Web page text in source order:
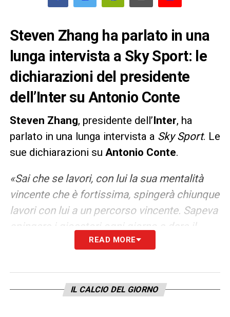
Steven Zhang ha parlato in una
lunga intervista a Sky Sport: le
dichiarazioni del presidente
dell’Inter su Antonio Conte
Steven Zhang, presidente dell’Inter, ha
parlato in una lunga intervista a Sky Sport. Le
sue dichiarazioni su Antonio Conte.
«Sai che se lavori, con lui la sua mentalità
vincente che è fortissima, spingerà chiunque
lavori con lui a un percorso vincente. Sapeva
spingere i giocatori ogni giorno a dare il
massimo e i dirigenti a creare una mentalità
e sul mio lavoro. Sapevo che c’era qualcuno
che si prendeva cura del progetto e
READ MORE
IL CALCIO DEL GIORNO